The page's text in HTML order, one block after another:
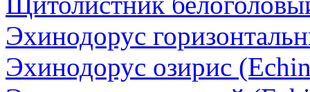
Эхинодорус
Эхинодорус озирис